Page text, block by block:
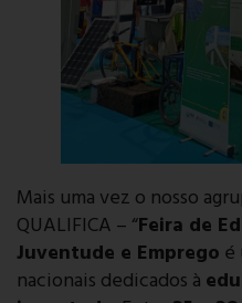
Mais uma vez o nosso
QUALIFICA – “Feira de
Juventude e Emprego é
nacionais dedicados à